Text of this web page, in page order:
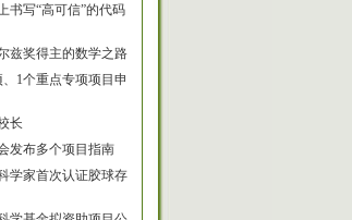
书写“高可信”的代码
兹奖得主的数学之路
1个重点专项项目申
长
发布多个项目指南
学家首次认证胶球存